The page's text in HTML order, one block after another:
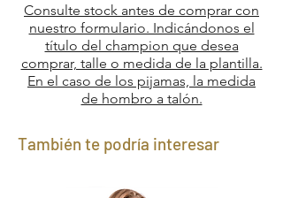
Consulte stock antes de comprar con
nuestro formulario. Indicándonos el
título del champion que desea
comprar, talle o medida de la plantilla.
En el caso de los pijamas, la medida
de hombro a talón.
También te podría interesar